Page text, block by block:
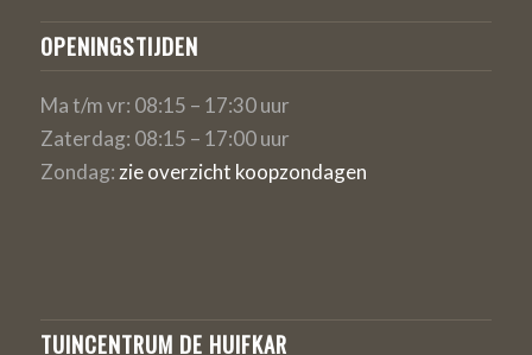
OPENINGSTIJDEN
Ma t/m vr: 08:15 – 17:30 uur
Zaterdag: 08:15 – 17:00 uur
Zondag: zie overzicht koopzondagen
TUINCENTRUM DE HUIFKAR